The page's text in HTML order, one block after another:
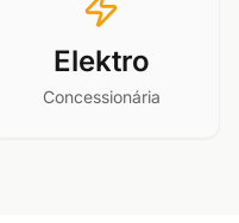
Elektro
Concessionária